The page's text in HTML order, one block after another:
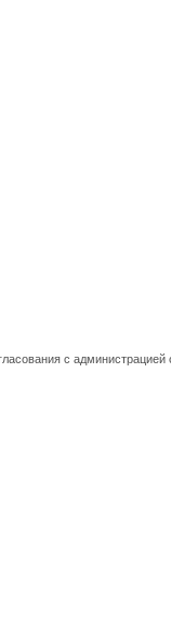
с администрацией